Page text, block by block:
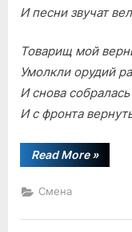
И песни звучат
Товарищ мой
Умолкли орудий
И снова
И с фронта
Read More“С
великой
»
Смена